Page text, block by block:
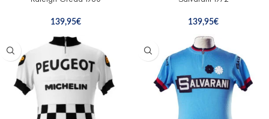
139,95€ 139,95€